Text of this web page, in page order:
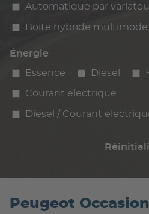
Automatique par
Boite hybride multimode
Énergie
Essence
Diesel
Courant electrique
Diesel / Courant
Peugeot